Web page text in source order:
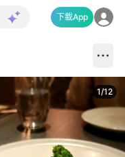
下載App
1/12